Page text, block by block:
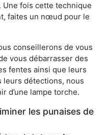
Une fois cette technique
faites un nœud pour le
conseillerons de vous
vous débarrasser des
fentes ainsi que leurs
détections, nous
d’une lampe torche.
les punaises de